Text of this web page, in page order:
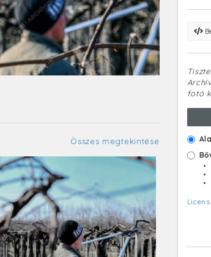
Összes megtekintése
fotó